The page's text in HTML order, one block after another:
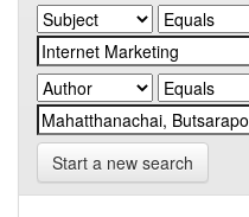
Start a new search